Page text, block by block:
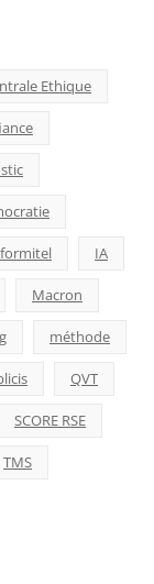
Ethique
formitel IA
Macron
méthode
QVT
SCORE RSE
TMS